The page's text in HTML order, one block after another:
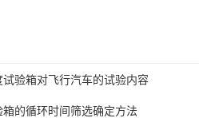
验箱对飞行汽车的试验内容
的循环时间筛选确定方法